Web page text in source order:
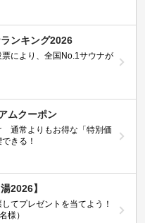
ンキング2026
により、全国No.1サウナが
ムクーポン
通常よりもお得な「特別価
きる！
2026】
てプレゼントを当てよう！
様）